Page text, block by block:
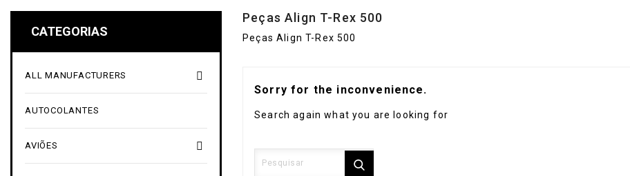
CATEGORIAS

ALL MANUFACTURERS
AUTOCOLANTES

AVIÕES
Peças Align T-Rex 500
Peças Align T-Rex 500
Sorry for the inconvenience.
Search again what you are looking for